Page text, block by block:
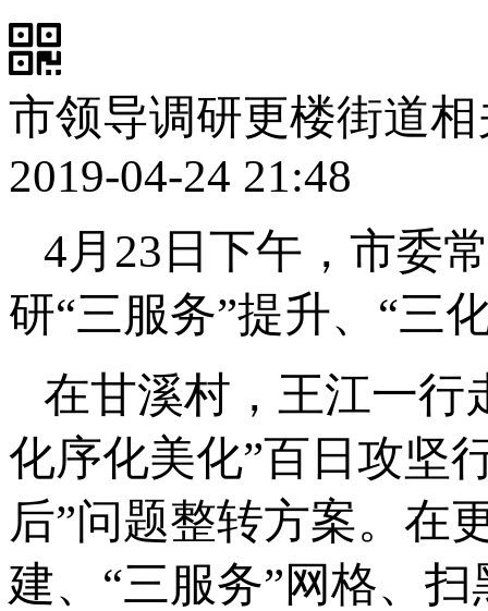
市领导调研更楼街道
2019-04-24 21:48
4月23日下午，市委
研“三服务”提升、“三
在甘溪村，王江一行
化序化美化”百日攻坚
后”问题整转方案。在
建、“三服务”网格、